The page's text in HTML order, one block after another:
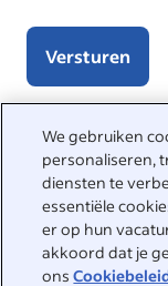
We gebruiken
personaliseren,
diensten te
essentiële
er op hun
akkoord dat je
ons
Versturen
We helpen
Bezoek het
vragen of neem